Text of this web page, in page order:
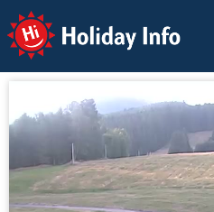
Holiday Info